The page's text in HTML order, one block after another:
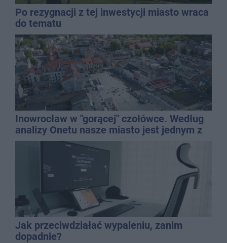
Po rezygnacji z tej inwestycji miasto wraca
do tematu
Inowrocław w "gorącej" czołówce. Według
analizy Onetu nasze miasto jest jednym z
najbardziej narażonych na upały
Jak przeciwdziałać wypaleniu, zanim
dopadnie?